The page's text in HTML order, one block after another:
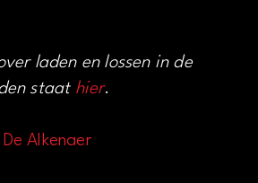
laden en lossen in de
staat hier.
Alkenaer